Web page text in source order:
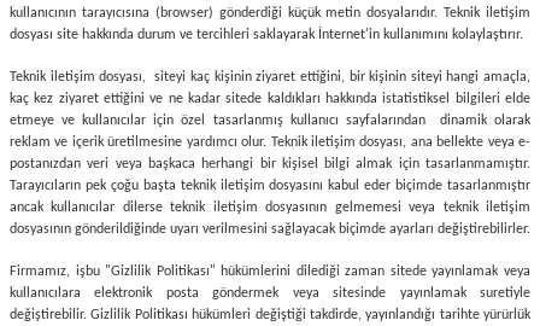
kullanıcının tarayıcısına (browser) gönderdiği küçük metin dosyalarıdır. Teknik iletişim
dosyası site hakkında durum ve tercihleri saklayarak İnternet'in kullanımını kolaylaştırır.
Teknik iletişim dosyası, siteyi kaç kişinin ziyaret ettiğini, bir kişinin siteyi hangi amaçla,
kaç kez ziyaret ettiğini ve ne kadar sitede kaldıkları hakkında istatistiksel bilgileri elde
etmeye ve kullanıcılar için özel tasarlanmış kullanıcı sayfalarından dinamik olarak
reklam ve içerik üretilmesine yardımcı olur. Teknik iletişim dosyası, ana bellekte veya e-
postanızdan veri veya başkaca herhangi bir kişisel bilgi almak için tasarlanmamıştır.
Tarayıcıların pek çoğu başta teknik iletişim dosyasını kabul eder biçimde tasarlanmıştır
ancak kullanıcılar dilerse teknik iletişim dosyasının gelmemesi veya teknik iletişim
dosyasının gönderildiğinde uyarı verilmesini sağlayacak biçimde ayarları değiştirebilirler.
Firmamız, işbu "Gizlilik Politikası" hükümlerini dilediği zaman sitede yayınlamak veya
kullanıcılara elektronik posta göndermek veya sitesinde yayınlamak suretiyle
değiştirebilir. Gizlilik Politikası hükümleri değiştiği takdirde, yayınlandığı tarihte yürürlük